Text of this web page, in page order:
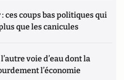
ces coups bas politiques qui
que les canicules
voie d’eau dont la
l’économie